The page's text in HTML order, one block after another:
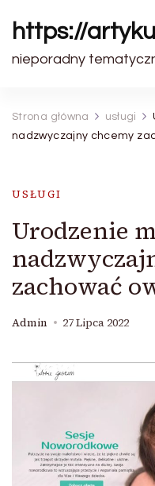
https://
nieporadny
Strona główna usługi
nadzwyczajny chcemy
USŁUGI
Urodzenie
zachować
Admin 27 Lipca 2022